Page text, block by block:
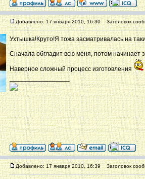
Добавлено: 17 января 2010, 16:30 Заголовок
Ухтышка!Круто!Я тожа засматривалась на
Сначала обгладит всю меня, потом начинает
Наверное сложный процесс изготовления
_________________
Добавлено: 17 января 2010, 16:39 Заголовок